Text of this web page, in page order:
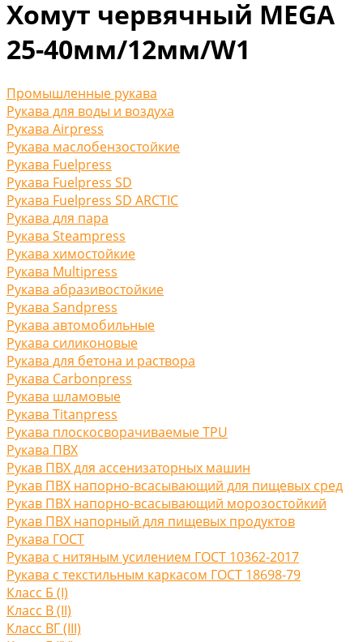
Хомут червячный MEGA
25-40мм/12мм/W1
Промышленные рукава
Рукава для воды и воздуха
Рукава Airpress
Рукава маслобензостойкие
Рукава Fuelpress
Рукава Fuelpress SD
Рукава Fuelpress SD ARCTIC
Рукава для пара
Рукава Steampress
Рукава химостойкие
Рукава Multipress
Рукава абразивостойкие
Рукава Sandpress
Рукава автомобильные
Рукава силиконовые
Рукава для бетона и раствора
Рукава Carbonpress
Рукава шламовые
Рукава Titanpress
Рукава плоскосворачиваемые TPU
Рукава ПВХ
Рукав ПВХ для ассенизаторных машин
Рукав ПВХ напорно-всасывающий для пищевых сред
Рукав ПВХ напорно-всасывающий морозостойкий
Рукав ПВХ напорный для пищевых продуктов
Рукава ГОСТ
Рукава с нитяным усилением ГОСТ 10362-2017
Рукава с текстильным каркасом ГОСТ 18698-79
Класс Б (I)
Класс В (II)
Класс ВГ (III)